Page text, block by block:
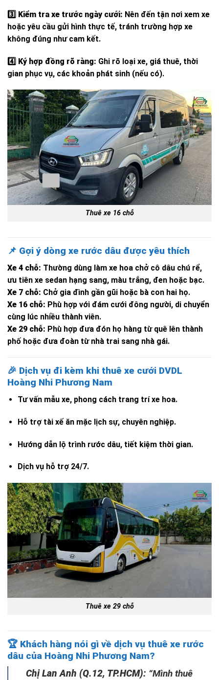
3️⃣ Kiểm tra xe trước ngày cưới: Nên đến tận nơi xem xe
hoặc yêu cầu gửi hình thực tế, tránh trường hợp xe
không đúng như cam kết.
4️⃣ Ký hợp đồng rõ ràng: Ghi rõ loại xe, giá thuê, thời
gian phục vụ, các khoản phát sinh (nếu có).
Thuê xe 16 chỗ
📌 Gợi ý dòng xe rước dâu được yêu thích
Xe 4 chỗ: Thường dùng làm xe hoa chở cô dâu chú rể,
ưu tiên xe sedan hạng sang, màu trắng, đen hoặc bạc.
Xe 7 chỗ: Chở gia đình gần gũi hoặc bà con hai họ.
Xe 16 chỗ: Phù hợp với đám cưới đông người, di chuyển
cùng lúc nhiều thành viên.
Xe 29 chỗ: Phù hợp đưa đón họ hàng từ quê lên thành
phố hoặc đưa đoàn từ nhà trai sang nhà gái.
🎉 Dịch vụ đi kèm khi thuê xe cưới DVDL
Hoàng Nhi Phương Nam
Tư vấn mẫu xe, phong cách trang trí xe hoa.
Hỗ trợ tài xế ăn mặc lịch sự, chuyên nghiệp.
Hướng dẫn lộ trình rước dâu, tiết kiệm thời gian.
Dịch vụ hỗ trợ 24/7.
Thuê xe 29 chỗ
🏆 Khách hàng nói gì về dịch vụ thuê xe rước
dâu của Hoàng Nhi Phương Nam?
Chị Lan Anh (Q.12, TP.HCM): “Mình thuê